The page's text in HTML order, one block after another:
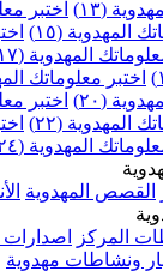
معلوماتك المهدوية
اختبر معلوماتك
(١٧)
اختبر
المهدوية (١٩)
معلوماتك المهدوية
اختبر معلوماتك
(٢٤)
الأناشيد المهدوية
المركز